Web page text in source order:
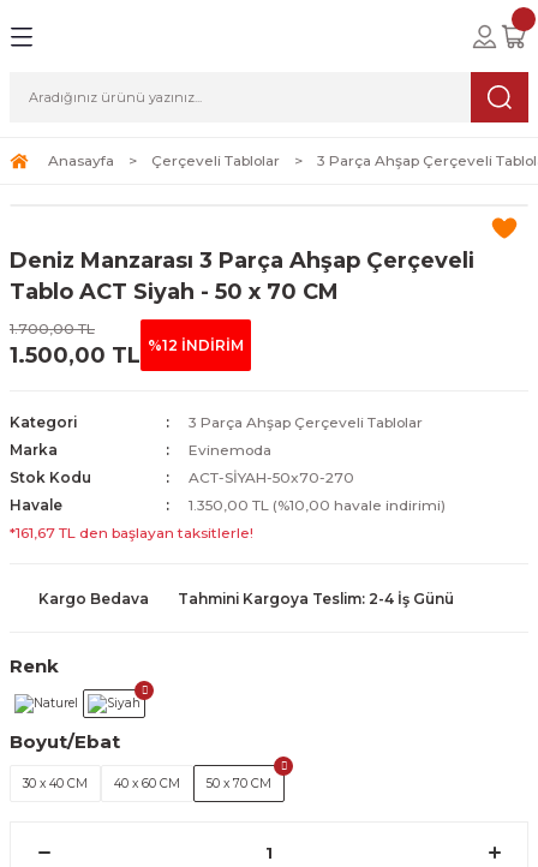
Tablolar
Tablolar
Sanat
Anasayfa Çerçeveli Tablolar 3 Parça Ahşap Çerçeveli
Deniz Manzarası 3 Parça Ahşap Çerçeveli
Tablo ACT Siyah - 50 x 70 CM
1.700,00 TL
1.500,00 TL %12 İNDİRİM
Kategori
3 Parça Ahşap Çerçeveli Tablolar
Marka
Evinemoda
Stok Kodu
ACT-SİYAH-50x70-270
Havale
1.350,00 TL (%10,00 havale indirimi)
*161,67 TL den başlayan taksitlerle!
Kargo Bedava Tahmini Kargoya Teslim: 2-4 İş Günü
Renk
Boyut/Ebat
30 x 40 CM 40 x 60 CM 50 x 70 CM